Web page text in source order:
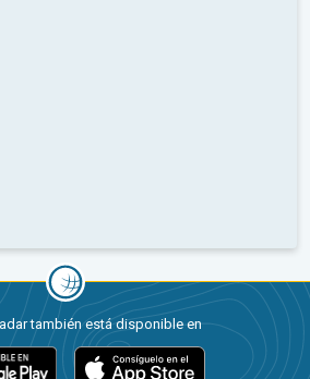
también está disponible en